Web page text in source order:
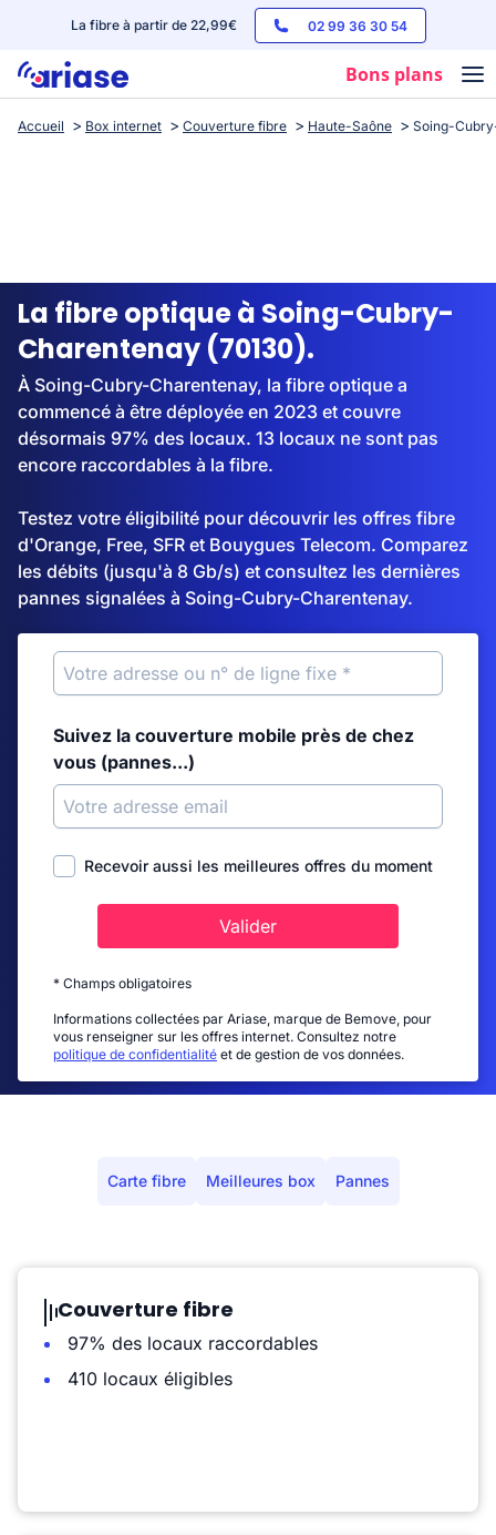
La fibre à partir de 22,99€ 02 99 36 30 54
Bons plans
Box internet
Streaming
Accueil Box internet Couverture fibre Haute-Saône Soing-
La fibre optique à Soing-Cubry-
Charentenay (70130).
À Soing-Cubry-Charentenay, la fibre optique a
commencé à être déployée en 2023 et couvre
désormais 97% des locaux. 13 locaux ne sont pas
encore raccordables à la fibre.
Testez votre éligibilité pour découvrir les offres fibre
d'Orange, Free, SFR et Bouygues Telecom. Comparez
les débits (jusqu'à 8 Gb/s) et consultez les dernières
pannes signalées à Soing-Cubry-Charentenay.
Suivez la couverture mobile près de chez
vous (pannes...)
Recevoir aussi les meilleures offres du moment
Valider
* Champs obligatoires
Informations collectées par Ariase, marque de Bemove, pour
vous renseigner sur les offres internet. Consultez notre
politique de confidentialité et de gestion de vos données.
Carte fibre Meilleures box Pannes
Couverture fibre
97% des locaux raccordables
410 locaux éligibles